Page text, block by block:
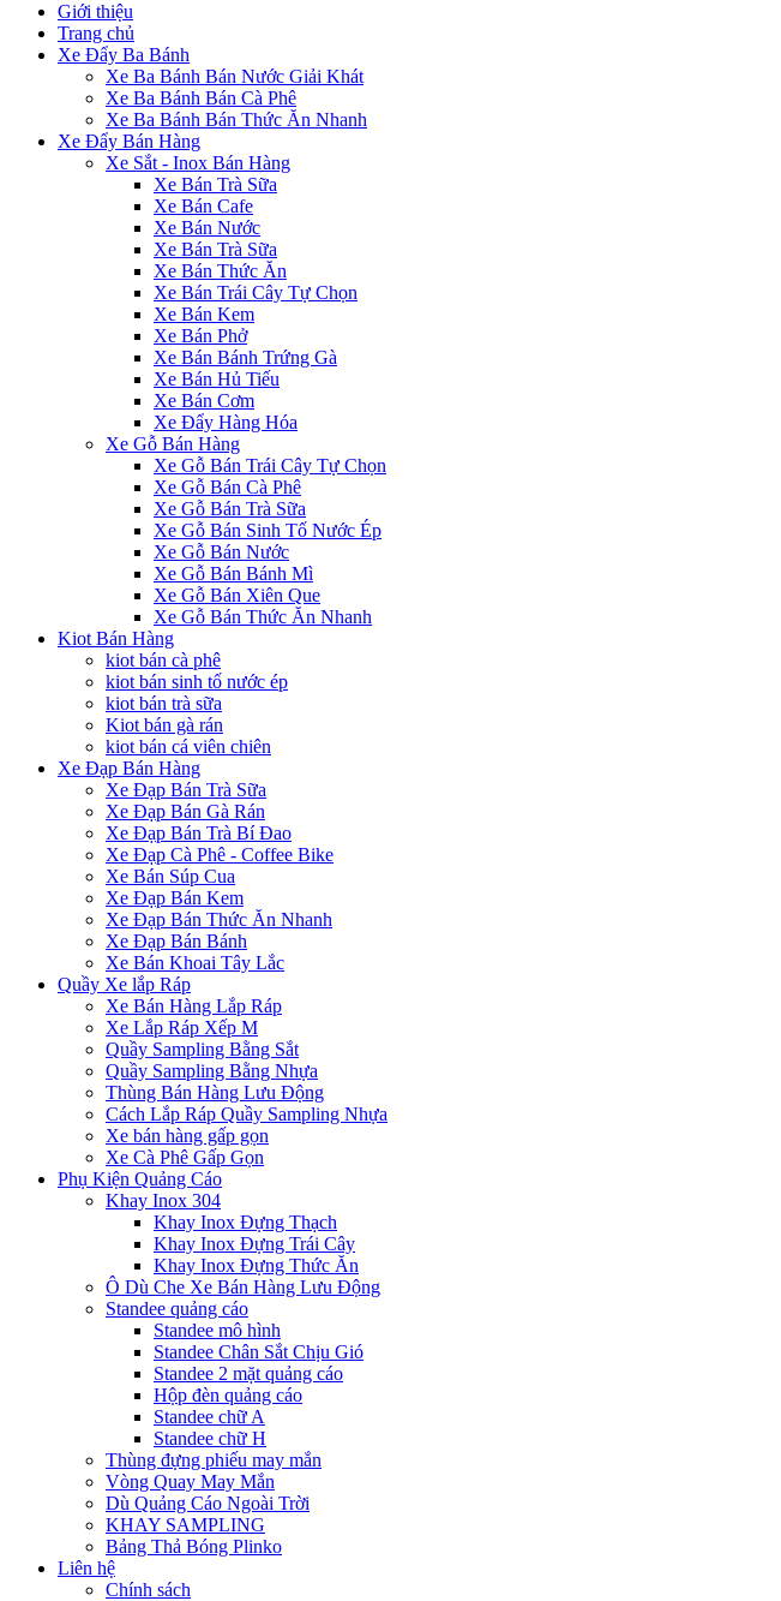
Giới thiệu
Trang chủ
Xe Đẩy Ba Bánh
Xe Ba Bánh Bán Nước Giải Khát
Xe Ba Bánh Bán Cà Phê
Xe Ba Bánh Bán Thức Ăn Nhanh
Xe Đẩy Bán Hàng
Xe Sắt - Inox Bán Hàng
Xe Bán Trà Sữa
Xe Bán Cafe
Xe Bán Nước
Xe Bán Trà Sữa
Xe Bán Thức Ăn
Xe Bán Trái Cây Tự Chọn
Xe Bán Kem
Xe Bán Phở
Xe Bán Bánh Trứng Gà
Xe Bán Hủ Tiếu
Xe Bán Cơm
Xe Đẩy Hàng Hóa
Xe Gỗ Bán Hàng
Xe Gỗ Bán Trái Cây Tự Chọn
Xe Gỗ Bán Cà Phê
Xe Gỗ Bán Trà Sữa
Xe Gỗ Bán Sinh Tố Nước Ép
Xe Gỗ Bán Nước
Xe Gỗ Bán Bánh Mì
Xe Gỗ Bán Xiên Que
Xe Gỗ Bán Thức Ăn Nhanh
Kiot Bán Hàng
kiot bán cà phê
kiot bán sinh tố nước ép
kiot bán trà sữa
Kiot bán gà rán
kiot bán cá viên chiên
Xe Đạp Bán Hàng
Xe Đạp Bán Trà Sữa
Xe Đạp Bán Gà Rán
Xe Đạp Bán Trà Bí Đao
Xe Đạp Cà Phê - Coffee Bike
Xe Bán Súp Cua
Xe Đạp Bán Kem
Xe Đạp Bán Thức Ăn Nhanh
Xe Đạp Bán Bánh
Xe Bán Khoai Tây Lắc
Quầy Xe lắp Ráp
Xe Bán Hàng Lắp Ráp
Xe Lắp Ráp Xếp M
Quầy Sampling Bằng Sắt
Quầy Sampling Bằng Nhựa
Thùng Bán Hàng Lưu Động
Cách Lắp Ráp Quầy Sampling Nhựa
Xe bán hàng gấp gọn
Xe Cà Phê Gấp Gọn
Phụ Kiện Quảng Cáo
Khay Inox 304
Khay Inox Đựng Thạch
Khay Inox Đựng Trái Cây
Khay Inox Đựng Thức Ăn
Ô Dù Che Xe Bán Hàng Lưu Động
Standee quảng cáo
Standee mô hình
Standee Chân Sắt Chịu Gió
Standee 2 mặt quảng cáo
Hộp đèn quảng cáo
Standee chữ A
Standee chữ H
Thùng đựng phiếu may mắn
Vòng Quay May Mắn
Dù Quảng Cáo Ngoài Trời
KHAY SAMPLING
Bảng Thả Bóng Plinko
Liên hệ
Chính sách